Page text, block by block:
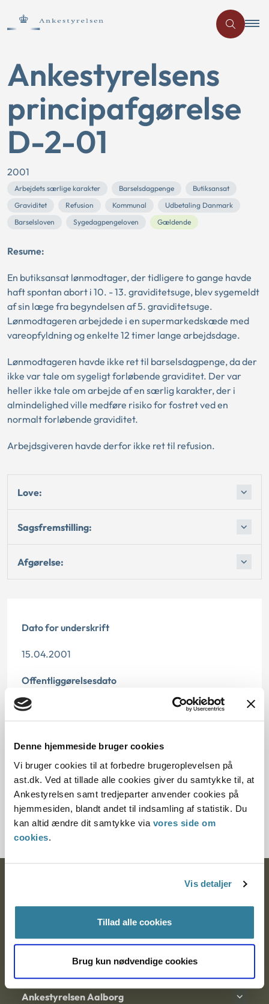
Denne hjemmeside bruger cookies
Vi bruger cookies til at forbedre brugeroplevelsen på
ast.dk. Ved at tillade alle cookies giver du samtykke til, at
Ankestyrelsen samt tredjeparter anvender cookies på
hjemmesiden, blandt andet til indsamling af statistik. Du
kan altid ændre dit samtykke via vores side om
cookies.
Vis detaljer
Tillad alle cookies
Brug kun nødvendige cookies
Ankestyrelsens
principafgørelse
D-2-01
2001
Arbejdets særlige karakter Barselsdagpenge
Butiksansat
Graviditet
Refusion Kommunal
Udbetaling Danmark
Barselsloven
Sygedagpengeloven Gældende
Resume:
En butiksansat lønmodtager, der tidligere to gange havde
haft spontan abort i 10. - 13. graviditetsuge, blev sygemeldt
af sin læge fra begyndelsen af 5. graviditetsuge.
Lønmodtageren arbejdede i en supermarkedskæde med
vareopfyldning og enkelte 12 timer lange arbejdsdage.
Lønmodtageren havde ikke ret til barselsdagpenge, da der
ikke var tale om sygeligt forløbende graviditet. Der var
heller ikke tale om arbejde af en særlig karakter, der i
almindelighed ville medføre risiko for fostret ved en
normalt forløbende graviditet.
Arbejdsgiveren havde derfor ikke ret til refusion.
Love:
Sagsfremstilling:
Afgørelse:
Dato for underskrift
15.04.2001
Offentliggørelsesdato
11.07.2013
§ 26 § 12 § 6 § 54
Journalnummer
700367-00
Postadresse:
Nytorv 7, 2. sal
9000 Aalborg
Ankestyrelsen Aalborg